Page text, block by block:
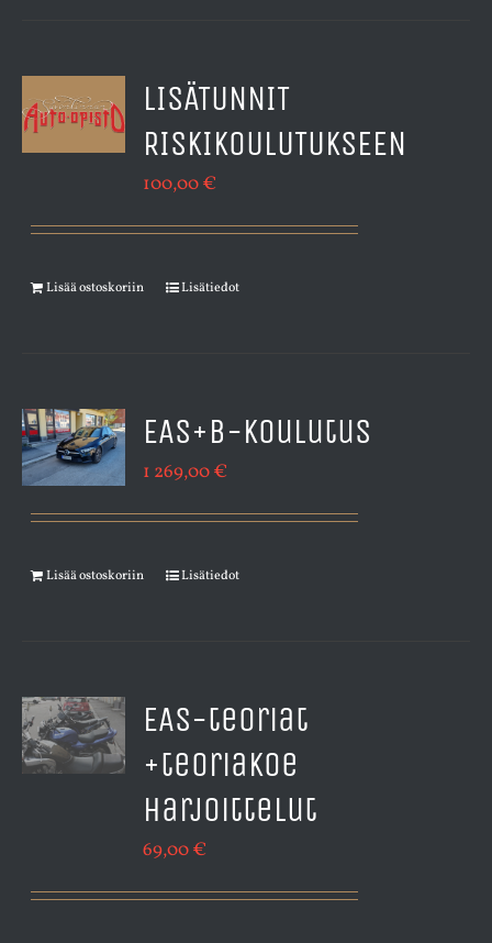
LISÄTUNNIT
RISKIKOULUTUKSEEN
100,00€
Lisää ostoskoriin Lisätiedot
EAS+B-koulutus
1 269,00€
Lisää ostoskoriin Lisätiedot
EAS-teoriat
+teoriakoe
harjoittelut
69,00€